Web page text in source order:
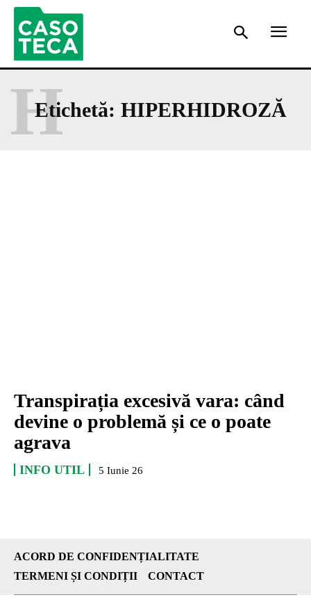
Etichetă: HIPERHIDROZĂ
H
Transpirația excesivă vara: când
devine o problemă și ce o poate
agrava
INFO UTIL 5 Iunie 26
ACORD DE CONFIDENȚIALITATE
TERMENI ȘI CONDIȚII
CONTACT